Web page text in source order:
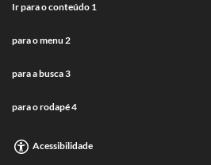
Ir para o conteúdo 1
para o menu 2
para a busca3
para o rodapé4
Acessibilidade